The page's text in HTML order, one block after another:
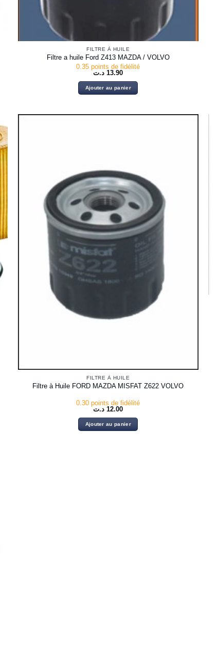
FILTRE À HUILE
Filtre a huile Ford Z413 MAZDA / VOLVO
0.35 points de fidélité
13.90 د.ت
Ajouter au panier
FILTRE À HUILE
Filtre à Huile FORD MAZDA MISFAT Z622 VOLVO
0.30 points de fidélité
12.00 د.ت
Ajouter au panier